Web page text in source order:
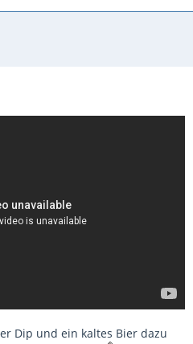
Dip und ein kaltes Bier dazu